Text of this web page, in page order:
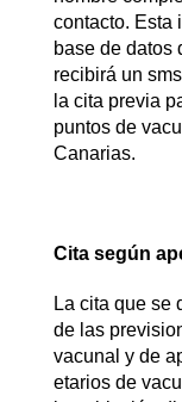
contacto. Esta
base de datos
recibirá un
la cita previa
puntos de
Canarias.
Cita según
La cita que se
de las
vacunal y de
etarios de